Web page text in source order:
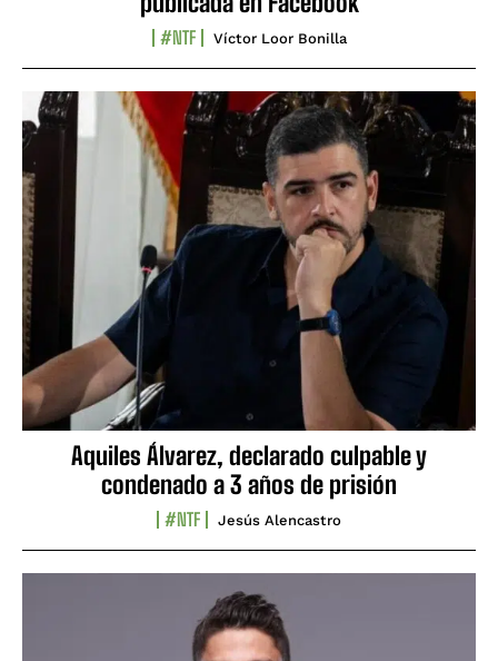
#NTF Víctor Loor Bonilla
Aquiles Álvarez, declarado culpable y
condenado a 3 años de prisión
#NTF Jesús Alencastro